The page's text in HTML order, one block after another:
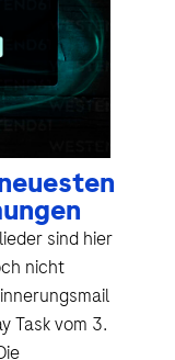
sind hier
nicht
Task vom 3.